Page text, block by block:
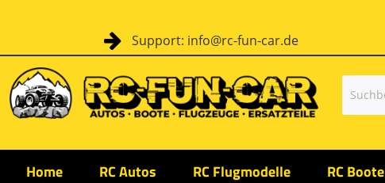
Support: info@rc-fun-car.de
Home RC Autos RC Flugmodelle RC Boote